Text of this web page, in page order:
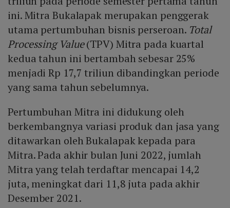
ini. Mitra Bukalapak merupakan penggerak
utama pertumbuhan bisnis perseroan. Total
Processing Value(TPV) Mitra pada kuartal
kedua tahun ini bertambah sebesar 25%
menjadi Rp 17,7 triliun dibandingkan periode
yang sama tahun sebelumnya.
Pertumbuhan Mitra ini didukung oleh
berkembangnya variasi produk dan jasa yang
ditawarkan oleh Bukalapak kepada para
Mitra. Pada akhir bulan Juni 2022, jumlah
Mitra yang telah terdaftar mencapai 14,2
juta, meningkat dari 11,8 juta pada akhir
Desember 2021.